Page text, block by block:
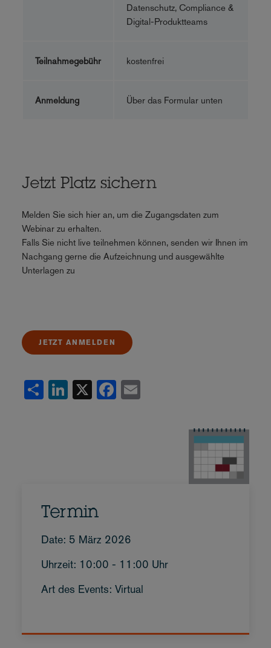
Datenschutz, Compliance &
Digital-Produktteams
Teilnahmegebühr kostenfrei
Anmeldung Über das Formular unten
Jetzt Platz sichern
Melden Sie sich hier an, um die Zugangsdaten zum
Webinar zu erhalten.
Falls Sie nicht live teilnehmen können, senden wir Ihnen im
Nachgang gerne die Aufzeichnung und ausgewählte
Unterlagen zu
JETZT ANMELDEN
Share
LinkedIn
X Facebook
Termin
Date: 5 März 2026
Uhrzeit: 10:00 - 11:00 Uhr
Art des Events: Virtual